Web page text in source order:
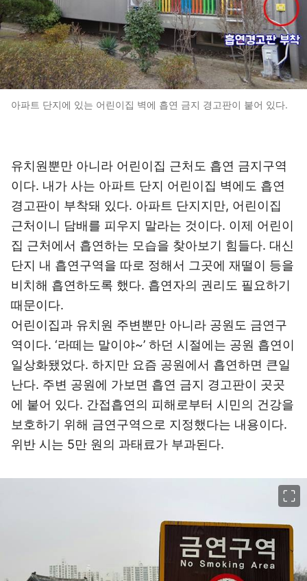
아파트 단지에 있는 어린이집 벽에 흡연 금지 경고판이 붙어 있다.
유치원뿐만 아니라 어린이집 근처도 흡연 금지구역
이다. 내가 사는 아파트 단지 어린이집 벽에도 흡연
경고판이 부착돼 있다. 아파트 단지지만, 어린이집
근처이니 담배를 피우지 말라는 것이다. 이제 어린이
집 근처에서 흡연하는 모습을 찾아보기 힘들다. 대신
단지 내 흡연구역을 따로 정해서 그곳에 재떨이 등을
비치해 흡연하도록 했다. 흡연자의 권리도 필요하기
때문이다.
어린이집과 유치원 주변뿐만 아니라 공원도 금연구
역이다. ‘라떼는 말이야~’ 하던 시절에는 공원 흡연이
일상화됐었다. 하지만 요즘 공원에서 흡연하면 큰일
난다. 주변 공원에 가보면 흡연 금지 경고판이 곳곳
에 붙어 있다. 간접흡연의 피해로부터 시민의 건강을
보호하기 위해 금연구역으로 지정했다는 내용이다.
위반 시는 5만 원의 과태료가 부과된다.